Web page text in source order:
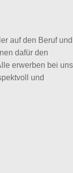
auf den Beruf und
dafür den
erwerben bei uns
und